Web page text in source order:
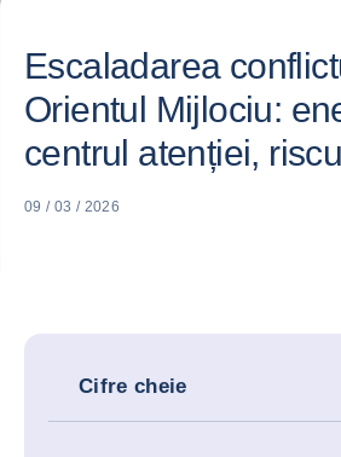
Escaladarea
Orientul Mijlociu:
centrul atenției,
09 / 03 / 2026
Cifre cheie